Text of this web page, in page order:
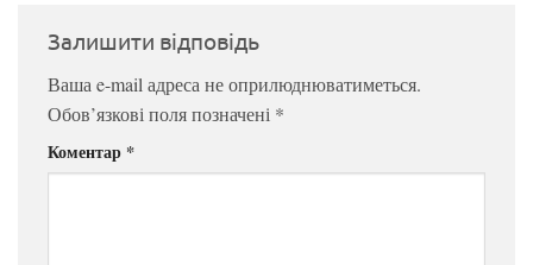
Залишити відповідь
Ваша e-mail адреса не оприлюднюватиметься.
Обов’язкові поля позначені *
Коментар *